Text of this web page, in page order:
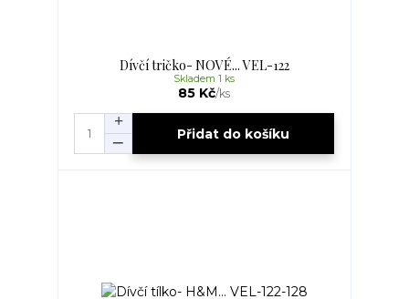
Dívčí tričko- NOVÉ... VEL-122
85 Kč/ks
Skladem 1 ks
Přidat do košíku